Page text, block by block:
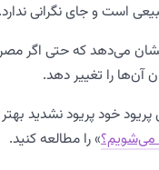
است و جای نگرانی ندارد.
می‌دهد که حتی اگر
آن‌ها را تغییر دهد.
پریود خود پریود نشدید
می‌شویم؟» را مطالعه کنید.